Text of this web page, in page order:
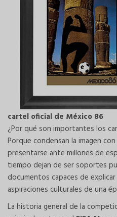
cartel oficial de México 86
¿Por qué son importantes los
Porque condensan la imagen
presentarse ante millones de
tiempo dejan de ser soportes
documentos capaces de
aspiraciones culturales de una
La historia general de la